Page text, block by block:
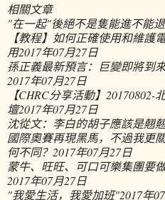
相關文章
"在一起"後絕不是隻能進不能退
【教程】如何正確使用和維護
用2017年07月27日
孫正義最新預言：巨變即將到
2017年07月27日
【CHRC分享活動】
壇2017年07月27日
沈從文：李白的胡子應該是翹翹
國際奧賽再現黑馬，不過我更
何不同？ 2017年07月27日
蒙牛、旺旺、可口可樂集團要
2017年07月27日
"我愛生活，我愛加班"2017年